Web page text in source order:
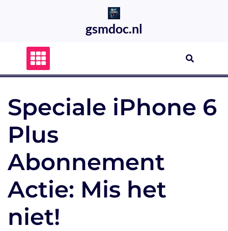
gsmdoc.nl
Speciale iPhone 6
Plus
Abonnement
Actie: Mis het
niet!